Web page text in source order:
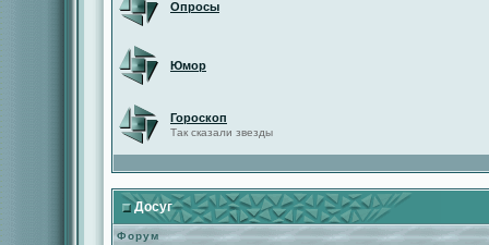
Опросы
Юмор
Гороскоп
Так сказали звезды
Досуг
Форум